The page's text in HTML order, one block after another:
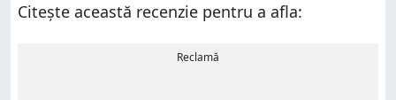
Citește această recenzie pentru a afla:
Reclamă